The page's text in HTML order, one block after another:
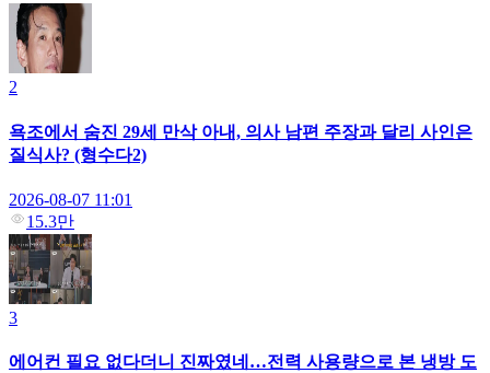
2
욕조에서 숨진 29세 만삭 아내, 의사 남편 주장과 달리 사인은
질식사? (형수다2)
2026-08-07 11:01
15.3만
3
에어컨 필요 없다더니 진짜였네…전력 사용량으로 본 냉방 도